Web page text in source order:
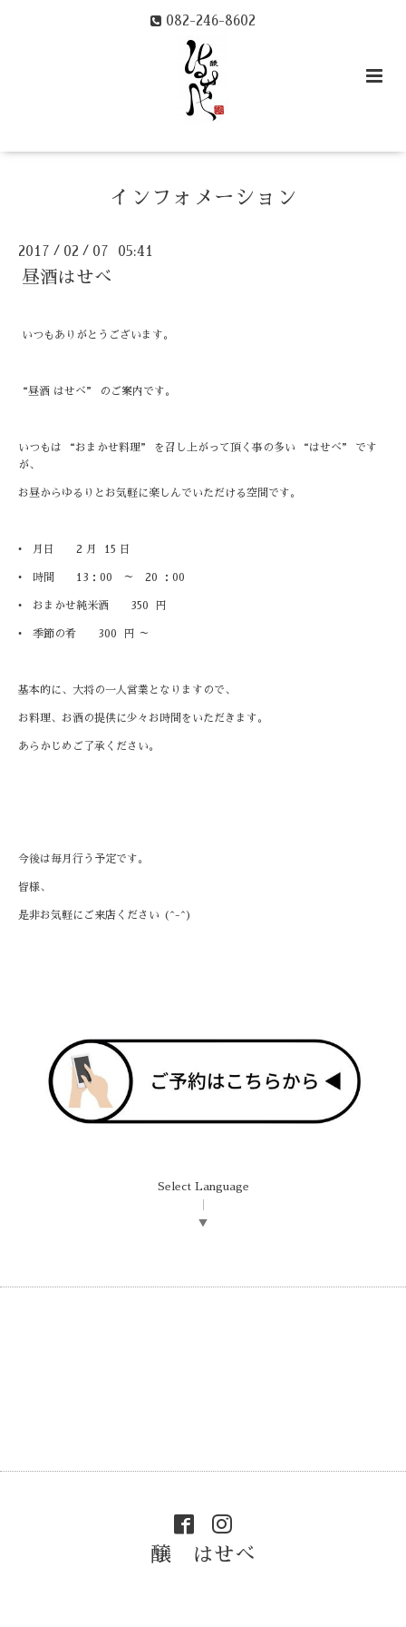
082-246-8602
インフォメーション
2017 / 02 / 07 05:41
昼酒はせべ
いつもありがとうございます。
“昼酒 はせべ” のご案内です。
いつもは “おまかせ料理” を召し上がって頂く事の多い “はせべ” です
が、
お昼からゆるりとお気軽に楽しんでいただける空間です。
• 月日 2 月 15 日
• 時間 13：00 ～ 20 ：00
• おまかせ純米酒 350 円
• 季節の肴 300 円 ～
基本的に、大将の一人営業となりますので、
お料理、お酒の提供に少々お時間をいただきます。
あらかじめご了承ください。
今後は毎月行う予定です。
皆様、
是非お気軽にご来店ください (^-^)
Select Language
▼
醸 はせべ